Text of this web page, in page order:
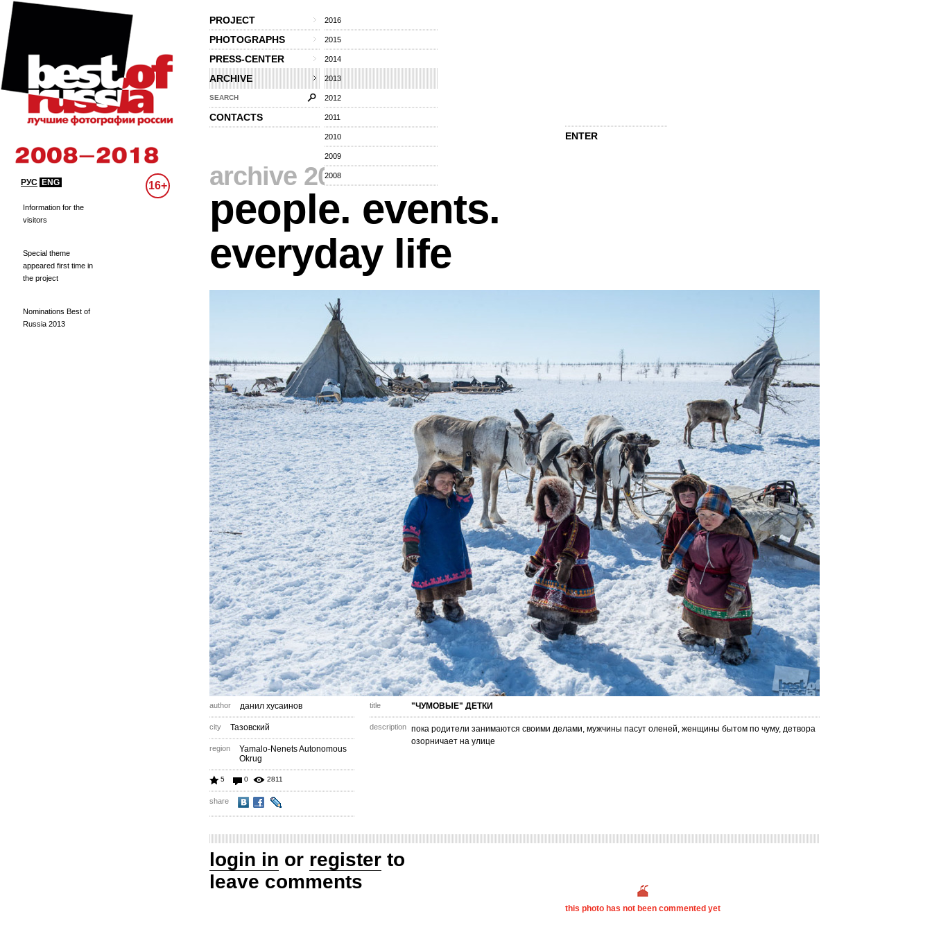
PROJECT
PHOTOGRAPHS
PRESS-CENTER
ARCHIVE
2016
2015
2014
2013
2012
2011
2010
2009
2008
SEARCH
CONTACTS
ENTER
РУС ENG 16+
Information for the
visitors
Special theme
appeared first time in
the project
Nominations Best of
Russia 2013
archive 2013⁄
people. events.
everyday life
author данил хусаинов
city Тазовский
region
Yamalo-Nenets Autonomous
Okrug
5 0 2811
share
title "ЧУМОВЫЕ" ДЕТКИ
description пока родители занимаются своими делами, мужчины пасут оленей, женщины бытом по чуму, детвора
озорничает на улице
login in or register to
leave comments
this photo has not been commented yet